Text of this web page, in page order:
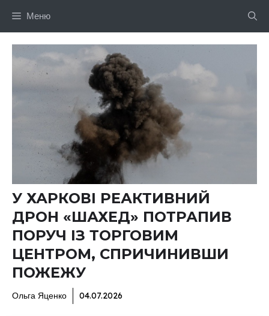
Меню
У ХАРКОВІ РЕАКТИВНИЙ
ДРОН «ШАХЕД» ПОТРАПИВ
ПОРУЧ ІЗ ТОРГОВИМ
ЦЕНТРОМ, СПРИЧИНИВШИ
ПОЖЕЖУ
Ольга Яценко 04.07.2026